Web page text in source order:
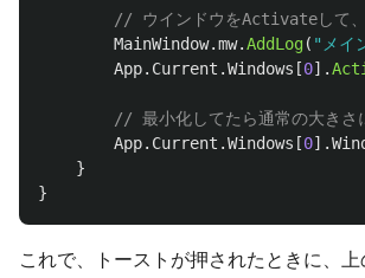
// ウインドウをActivateして、
MainWindow.mw.AddLog( "メイ
App. Current .Windows [0].
// 最小化してたら通常の大きさ
App. Current .Windows [0].
}
}
これで、トーストが押されたときに、